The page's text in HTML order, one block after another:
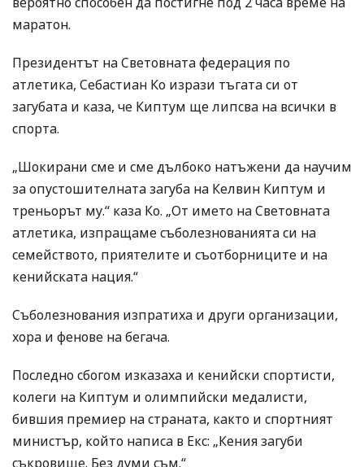
маратон.
Президентът на Световната федерация по
атлетика, Себастиан Ко изрази тъгата си от
загубата и каза, че Киптум ще липсва на всички в
спорта.
„Шокирани сме и сме дълбоко натъжени да научим
за опустошителната загуба на Келвин Киптум и
треньорът му.“ каза Ко. „От името на Световната
атлетика, изпращаме съболезнованията си на
семейството, приятелите и съотборниците и на
кенийската нация.“
Съболезнования изпратиха и други организации,
хора и фенове на бегача.
Последно сбогом изказаха и кенийски спортисти,
колеги на Киптум и олимпийски медалисти,
бившия премиер на страната, както и спортният
министър, който написа в Екс: „Кения загуби
съкровище. Без думи съм.“